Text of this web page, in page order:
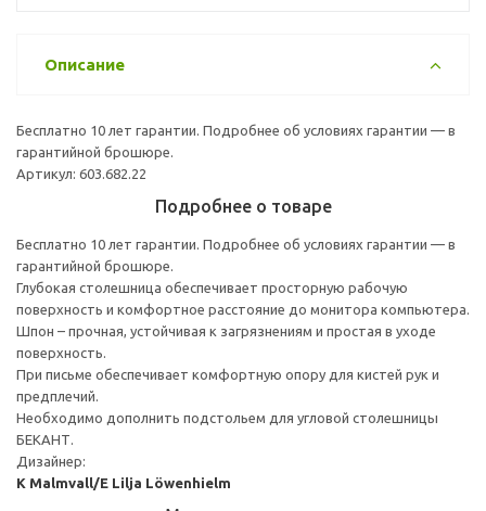
Описание
Бесплатно 10 лет гарантии. Подробнее об условиях гарантии — в
гарантийной брошюре.
Артикул: 603.682.22
Подробнее о товаре
Бесплатно 10 лет гарантии. Подробнее об условиях гарантии — в
гарантийной брошюре.
Глубокая столешница обеспечивает просторную рабочую
поверхность и комфортное расстояние до монитора компьютера.
Шпон – прочная, устойчивая к загрязнениям и простая в уходе
поверхность.
При письме обеспечивает комфортную опору для кистей рук и
предплечий.
Необходимо дополнить подстольем для угловой столешницы
БЕКАНТ.
Дизайнер:
K Malmvall/E Lilja Löwenhielm